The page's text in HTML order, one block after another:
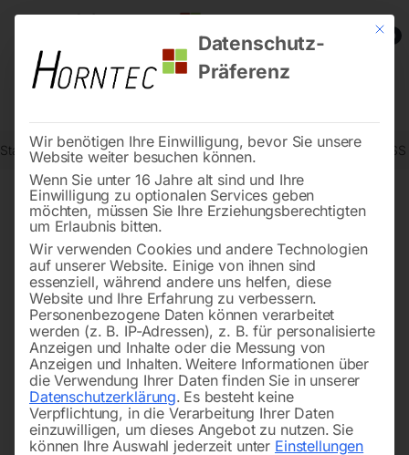
0
Start Metallbearbeitung Magnetbohrmaschinen Kernbohrer
Mit
Datenschutz-
Präferenz
Wir benötigen Ihre Einwilligung, bevor Sie unsere
Website weiter besuchen können.
Wenn Sie unter 16 Jahre alt sind und Ihre
Einwilligung zu optionalen Services geben
möchten, müssen Sie Ihre Erziehungsberechtigten
um Erlaubnis bitten.
Wir verwenden Cookies und andere Technologien
auf unserer Website. Einige von ihnen sind
essenziell, während andere uns helfen, diese
Website und Ihre Erfahrung zu verbessern.
Personenbezogene Daten können verarbeitet
werden (z. B. IP-Adressen), z. B. für personalisierte
Anzeigen und Inhalte oder die Messung von
Anzeigen und Inhalten. Weitere Informationen über
die Verwendung Ihrer Daten finden Sie in unserer
Datenschutzerklärung. Es besteht keine
Verpflichtung, in die Verarbeitung Ihrer Daten
einzuwilligen, um dieses Angebot zu nutzen. Sie
können Ihre Auswahl jederzeit unter Einstellungen